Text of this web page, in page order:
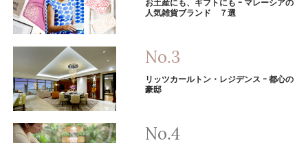
お土産にも、ギフトにも ｰ マレーシアの
人気雑貨ブランド ７選
リッツカールトン・レジデンス ｰ 都心の
豪邸